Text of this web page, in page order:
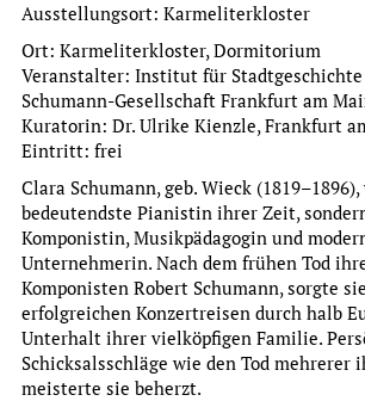
Ausstellungsort: Karmeliterkloster
Ort: Karmeliterkloster, Dormitorium
Veranstalter: Institut für Stadtgeschichte
Schumann-Gesellschaft Frankfurt am
Kuratorin: Dr. Ulrike Kienzle, Frankfurt
Eintritt: frei
Clara Schumann, geb. Wieck
bedeutendste Pianistin ihrer Zeit,
Komponistin, Musikpädagogin und
Unternehmerin. Nach dem frühen Tod
Komponisten Robert Schumann, sorgte
erfolgreichen Konzertreisen durch halb
Unterhalt ihrer vielköpfigen Familie.
Schicksalsschläge wie den Tod mehrerer
meisterte sie beherzt.
Exhibition
FRANKFURT WENT WEST
MICKEY BOHNACKER: FOTOGRAFIEN
Eintritt frei
Permanent Offer
Mo-So 11-18 Uhr